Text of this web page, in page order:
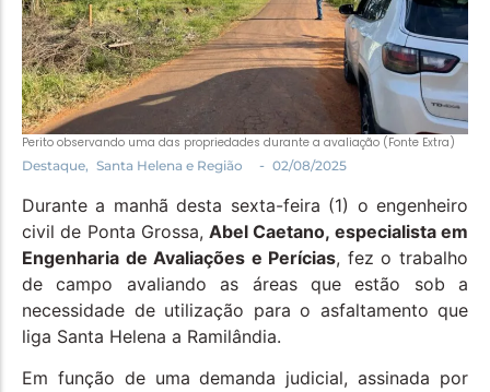
Perito observando uma das propriedades durante a avaliação (Fonte Extra)
Destaque, Santa Helena e Região - 02/08/2025
Durante a manhã desta sexta-feira (1) o engenheiro
civil de Ponta Grossa,Abel Caetano, especialista em
Engenharia de Avaliações e Perícias, fez o trabalho
de campo avaliando as áreas que estão sob a
necessidade de utilização para o asfaltamento que
liga Santa Helena a Ramilândia.
Em função de uma demanda judicial, assinada por